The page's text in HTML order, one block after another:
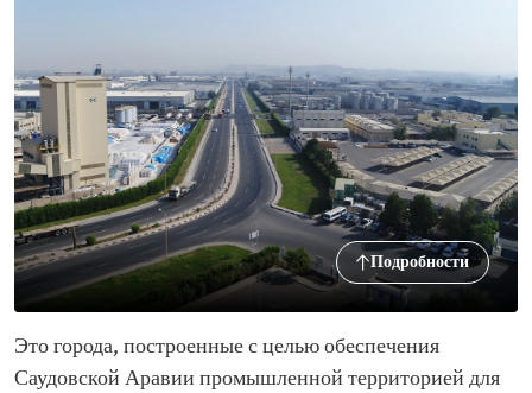
Подробности
Это города, построенные с целью обеспечения
Саудовской Аравии промышленной территорией для